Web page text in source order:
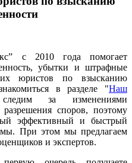
с 2010 года помогает
убытки и штрафные
юристов по взысканию
в разделе "Наш
за изменениями
разрешения споров, поэтому
эффективный и быстрый
При этом мы предлагаем
и экспертов.